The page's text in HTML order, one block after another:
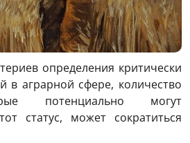
определения критически
в аграрной сфере, количество
потенциально могут
статус, может сократиться